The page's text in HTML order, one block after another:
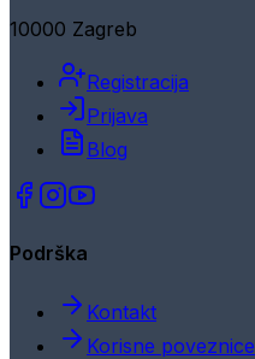
10000 Zagreb
Registracija
Prijava
Blog
Podrška
Kontakt
Korisne poveznice